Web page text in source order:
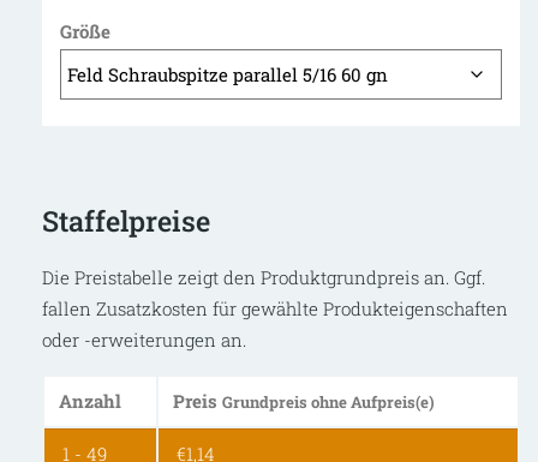
Größe
Staffelpreise
Die Preistabelle zeigt den Produktgrundpreis an. Ggf.
fallen Zusatzkosten für gewählte Produkteigenschaften
oder -erweiterungen an.
Anzahl Preis Grundpreis ohne Aufpreis(e)
1 - 49 €1,14